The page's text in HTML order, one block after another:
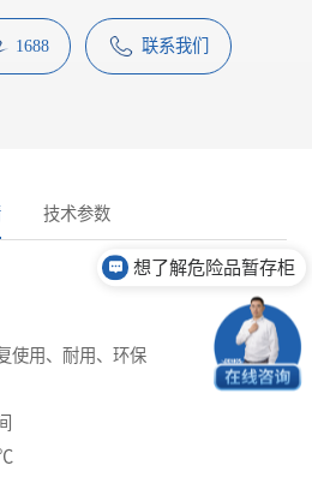
1688 联系我们
技术参数
使用、耐用、环保
℃
想了解危险品暂存柜